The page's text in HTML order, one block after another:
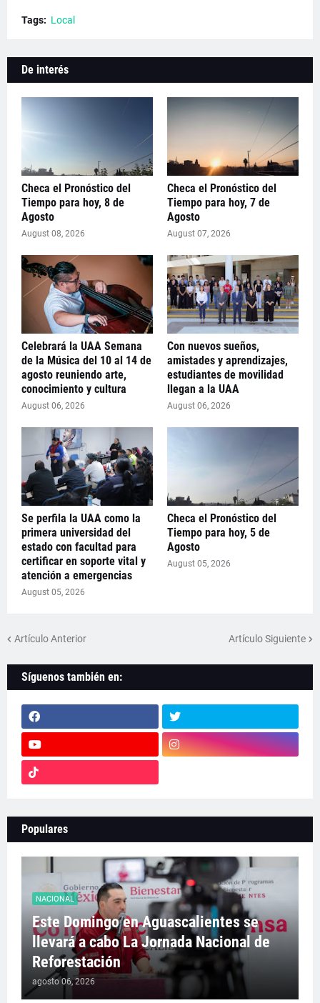
Tags: Local
De interés
Checa el Pronóstico del
Tiempo para hoy, 8 de
Agosto
August 08, 2026
Checa el Pronóstico del
Tiempo para hoy, 7 de
Agosto
August 07, 2026
Celebrará la UAA Semana
de la Música del 10 al 14 de
agosto reuniendo arte,
conocimiento y cultura
August 06, 2026
Con nuevos sueños,
amistades y aprendizajes,
estudiantes de movilidad
llegan a la UAA
August 06, 2026
Se perfila la UAA como la
primera universidad del
estado con facultad para
certificar en soporte vital y
atención a emergencias
August 05, 2026
Checa el Pronóstico del
Tiempo para hoy, 5 de
Agosto
August 05, 2026
Artículo Anterior Artículo Siguiente
Síguenos también en:
Populares
NACIONAL
Este Domingo en Aguascalientes se
llevará a cabo La Jornada Nacional de
Reforestación
agosto 06, 2026